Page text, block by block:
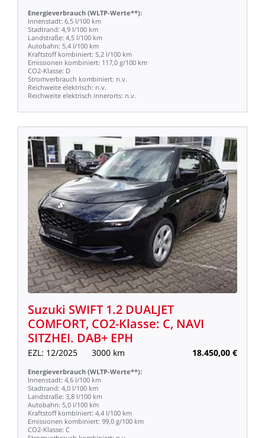
Energieverbrauch (WLTP-Werte**):
Innenstadt: 6,5 l/100 km
Stadtrand: 4,9 l/100 km
Landstraße: 4,5 l/100 km
Autobahn: 5,4 l/100 km
Kraftstoff kombiniert: 5,2 l/100 km
Emissionen kombiniert: 117,0 g/100 km
CO2-Klasse: D
Stromverbrauch kombiniert: n.v.
Reichweite elektrisch: n.v.
Reichweite elektrisch innerorts: n.v.
Suzuki SWIFT 1.2 DUALJET
COMFORT, CO2-Klasse: C, NAVI
SITZHEI. DAB+ EPH
EZL: 12/2025 3000 km 18.450,00 €
Energieverbrauch (WLTP-Werte**):
Innenstadt: 4,6 l/100 km
Stadtrand: 4,0 l/100 km
Landstraße: 3,8 l/100 km
Autobahn: 5,0 l/100 km
Kraftstoff kombiniert: 4,4 l/100 km
Emissionen kombiniert: 99,0 g/100 km
CO2-Klasse: C